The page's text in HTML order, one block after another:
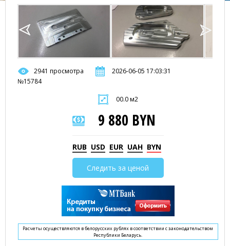
2941 просмотра
2026-06-05 17:03:31
№15784
00.0 м2
9 880 BYN
RUB USD EUR UAH BYN
Следить за ценой
Расчеты осуществляются в белорусских рублях в соответствии с законодательством
Республики Беларусь.